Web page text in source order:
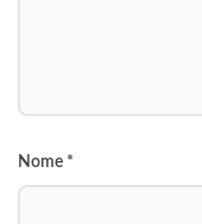
Nome *